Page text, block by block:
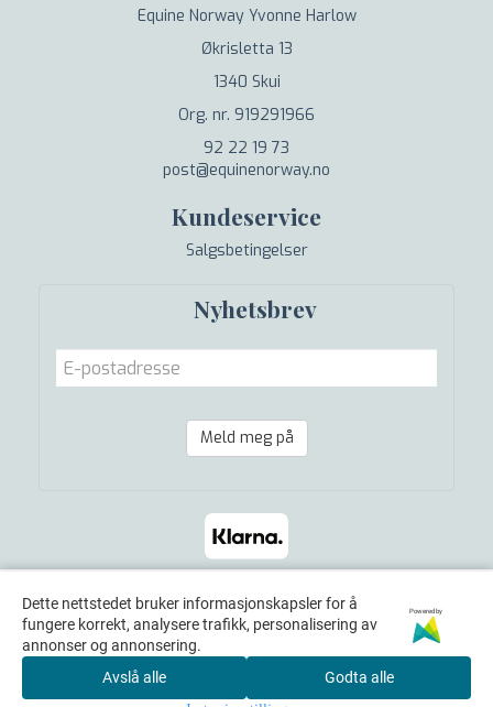
Equine Norway Yvonne Harlow
Økrisletta 13
1340 Skui
Org. nr. 919291966
92 22 19 73
post@equinenorway.no
Kundeservice
Salgsbetingelser
Nyhetsbrev
Meld meg på
© 2026 Equine Norway Yvonne Harlow - Powered by
Dette nettstedet bruker informasjonskapsler for å
fungere korrekt, analysere trafikk, personalisering av
annonser og annonsering.
Powered by
Avslå alle Godta alle